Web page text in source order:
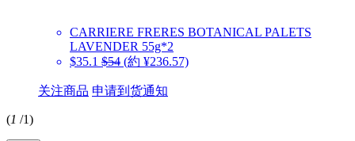
CARRIERE FRERES BOTANICAL PALETS
LAVENDER 55g*2
$35.1 $54 (約 ¥236.57)
关注商品 申请到货通知
(1 /1)